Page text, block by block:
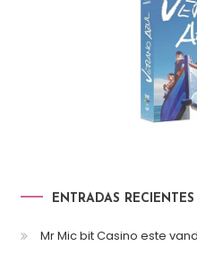
ENTRADAS RECIENTES
Mr Mic bit Casino este